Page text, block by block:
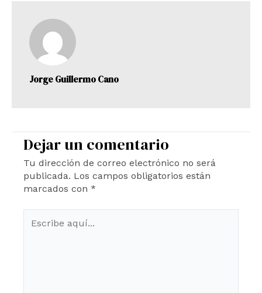
Jorge Guillermo Cano
Dejar un comentario
Tu dirección de correo electrónico no será
publicada. Los campos obligatorios están
marcados con *
aquí...